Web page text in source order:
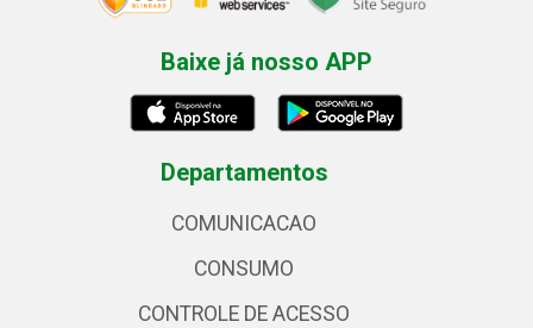
Baixe já nosso APP
Departamentos
COMUNICACAO
CONSUMO
CONTROLE DE ACESSO